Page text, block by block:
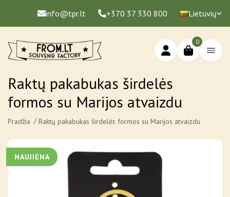
info@tpr.lt +370 37 330 800 Lietuvių
0
Raktų pakabukas širdelės
formos su Marijos atvaizdu
Pradžia Raktų pakabukas širdelės formos su Marijos atvaizdu
NAUJIENA